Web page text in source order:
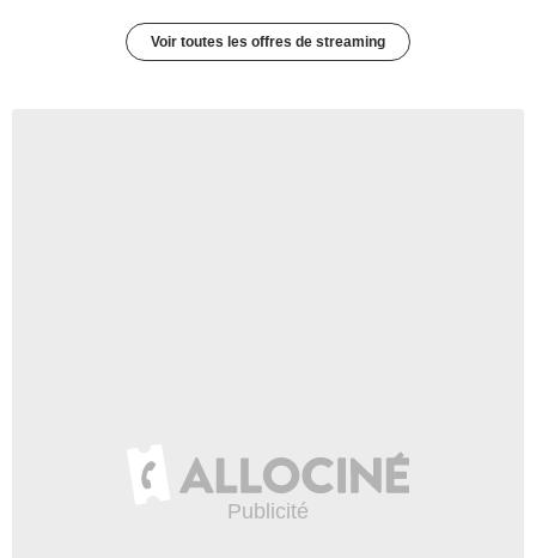
Voir toutes les offres de streaming